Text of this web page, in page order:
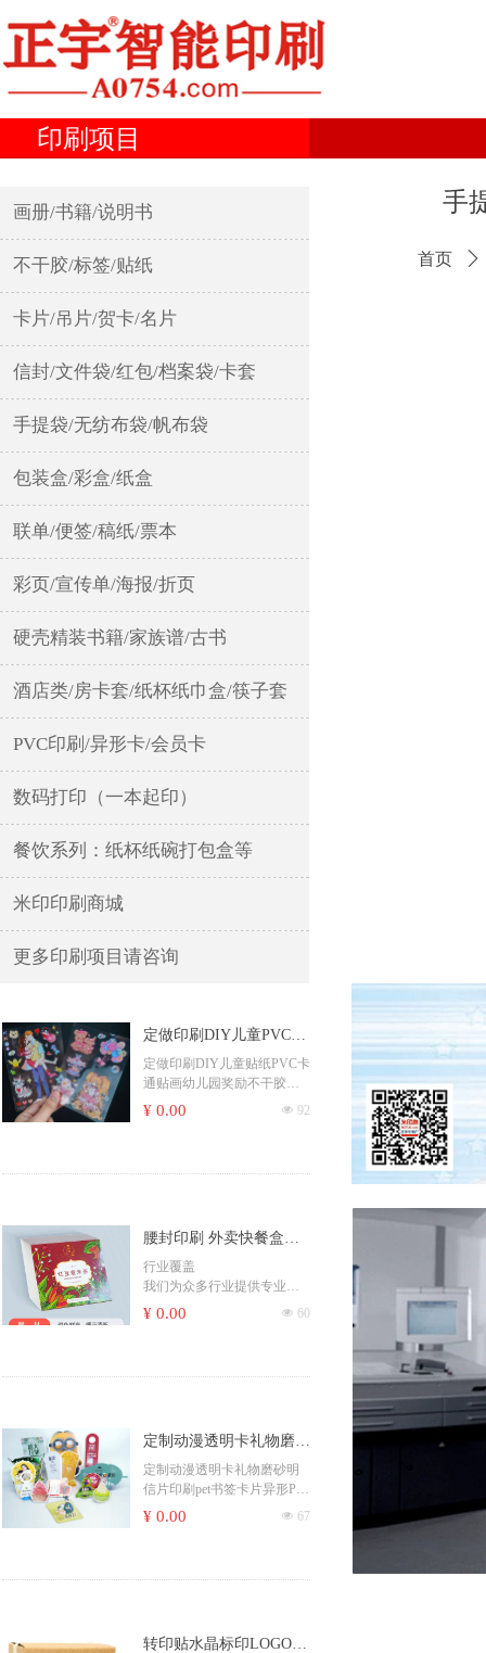
印刷项目
首页 ꄲ
画册/书籍/说明书
不干胶/标签/贴纸
卡片/吊片/贺卡/名片
信封/文件袋/红包/档案袋/卡套
手提袋/无纺布袋/帆布袋
包装盒/彩盒/纸盒
联单/便签/稿纸/票本
彩页/宣传单/海报/折页
硬壳精装书籍/家族谱/古书
酒店类/房卡套/纸杯纸巾盒/筷子套
PVC印刷/异形卡/会员卡
数码打印（一本起印）
餐饮系列：纸杯纸碗打包盒等
米印印刷商城
更多印刷项目请咨询
手
定做印刷DIY儿童PVC卡
通贴画幼儿园奖励不干胶
手机装饰标签异形卡通贴
纸转印贴圣诞厂家
定做印刷DIY儿童贴纸PVC卡
通贴画幼儿园奖励不干胶手
机装饰标签
넶 92
¥ 0.00
腰封印刷 外卖快餐盒封
条纸套贴纸制作打包盒封
口贴 纸腰封杯套
行业覆盖
我们为众多行业提供专业印
刷服务，包括：通信、金넶 60
¥ 0.00
定制动漫透明卡礼物磨砂
明信片印刷pet书签卡片
异形PVC卡片定制塑料片
PP卡
定制动漫透明卡礼物磨砂明
信片印刷pet书签卡片异形PV
C卡片定制塑料片PP卡
넶 67
¥ 0.00
转印贴水晶标印LOGO公